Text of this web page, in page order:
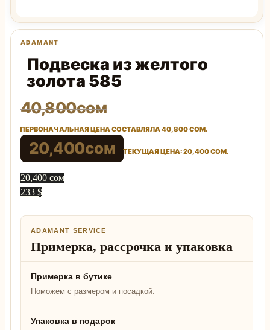
Подвеска из желтого
золота 585
40,800сом
ПЕРВОНАЧАЛЬНАЯ ЦЕНА СОСТАВЛЯЛА 40,800 СОМ.
20,400сом ТЕКУЩАЯ ЦЕНА: 20,400 СОМ.
20,400 сом
233 $
ADAMANT SERVICE
Примерка, рассрочка и упаковка
Примерка в бутике
Поможем с размером и посадкой.
Упаковка в подарок